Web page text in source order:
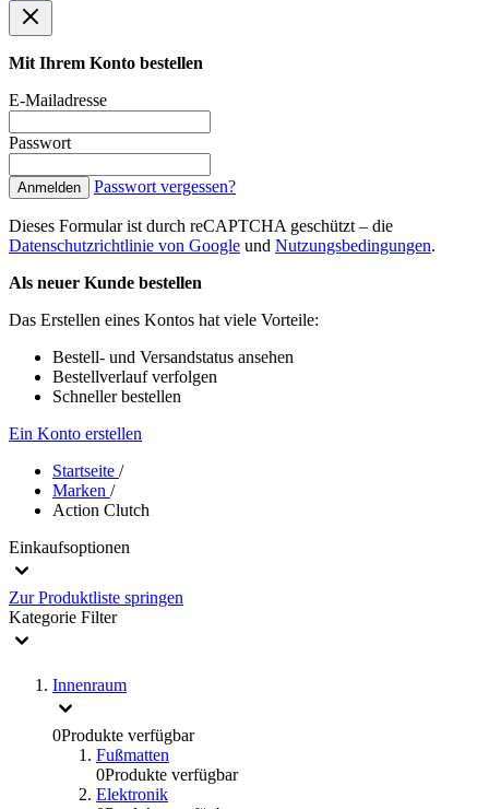
Mit Ihrem Konto bestellen
E-Mailadresse
Passwort
Anmelden Passwort vergessen?
Dieses Formular ist durch reCAPTCHA geschützt – die
Datenschutzrichtlinie von Google und Nutzungsbedingungen.
Als neuer Kunde bestellen
Das Erstellen eines Kontos hat viele Vorteile:
Bestell- und Versandstatus ansehen
Bestellverlauf verfolgen
Schneller bestellen
Ein Konto erstellen
Startseite /
Marken /
Action Clutch
Einkaufsoptionen
Zur Produktliste springen
Kategorie Filter
Innenraum
0Produkte verfügbar
Fußmatten
0Produkte verfügbar
Elektronik